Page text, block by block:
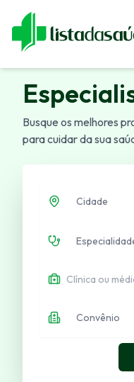
Especialistas
Revistas
Busque os melhores
para cuidar da sua
Cidade
Convênio